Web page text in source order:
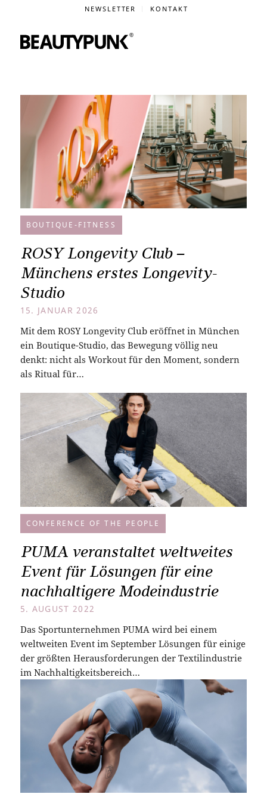
NEWSLETTER KONTAKT
BOUTIQUE-FITNESS
ROSY Longevity Club –
Münchens erstes Longevity-
Studio
15. JANUAR 2026
Mit dem ROSY Longevity Club eröffnet in München
ein Boutique-Studio, das Bewegung völlig neu
denkt: nicht als Workout für den Moment, sondern
als Ritual für…
CONFERENCE OF THE PEOPLE
PUMA veranstaltet weltweites
Event für Lösungen für eine
nachhaltigere Modeindustrie
5. AUGUST 2022
Das Sportunternehmen PUMA wird bei einem
weltweiten Event im September Lösungen für einige
der größten Herausforderungen der Textilindustrie
im Nachhaltigkeitsbereich…